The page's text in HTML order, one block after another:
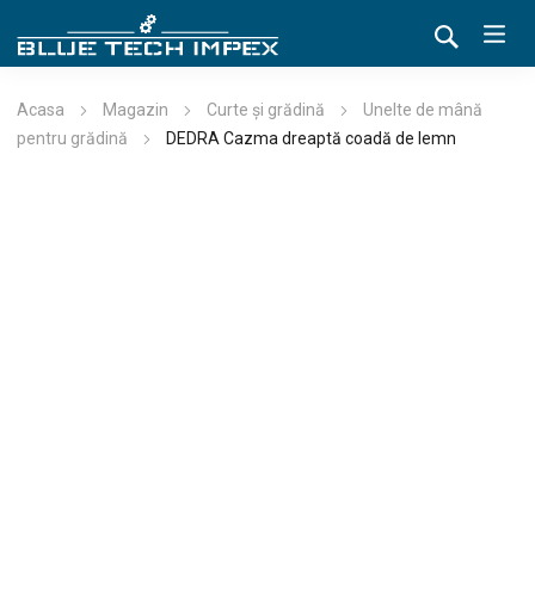
Acasa Magazin Curte și grădină
Unelte de mână
pentru grădină
DEDRA Cazma dreaptă coadă de lemn